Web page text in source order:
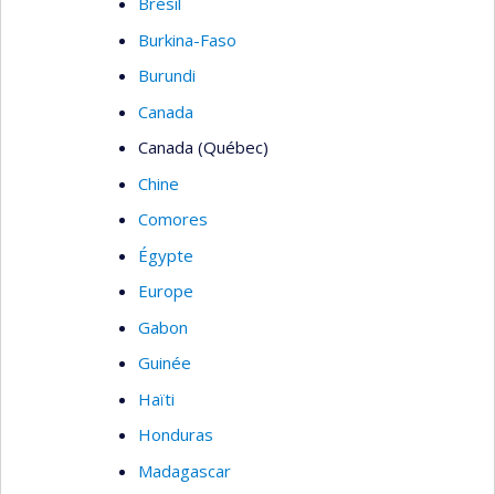
Burkina-Faso
Burundi
Canada
Canada (Québec)
Chine
Comores
Égypte
Europe
Gabon
Guinée
Haïti
Honduras
Madagascar